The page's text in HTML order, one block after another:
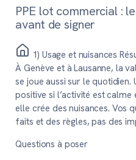
PPE lot commercial :
avant de signer
1) Usage et nuisances
À Genève et à Lausanne, la
se joue aussi sur le
positive si l’activité est
elle crée des nuisances. Vos
faits et des règles, pas des
Questions à poser